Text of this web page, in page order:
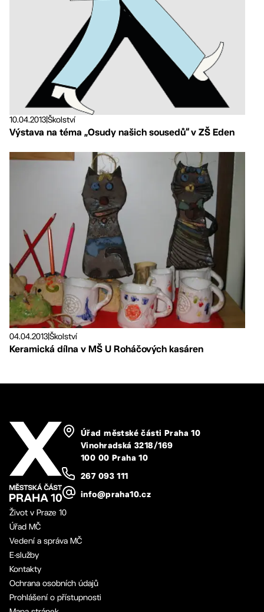
10.04.2013|Školství
Výstava na téma „Osudy našich sousedů“ v ZŠ Eden
04.04.2013Školství
Keramická dílna v MŠ U Roháčových kasáren
Úřad městské části Praha 10
Vinohradská 3218/169
100 00 Praha 10
267 093 111
info@praha10.cz
Život v Praze 10
Úřad MČ
Vedení a správa MČ
E-služby
Kontakty
Ochrana osobních údajů
Prohlášení o přístupnosti